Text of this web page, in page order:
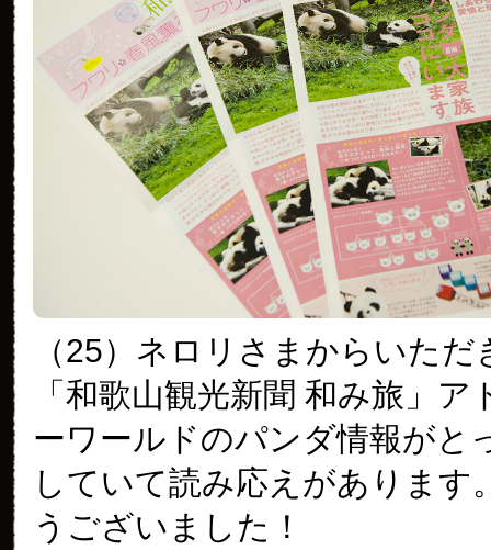
（25）ネロリさまからいただ
「和歌山観光新聞 和み旅」ア
ーワールドのパンダ情報がと
していて読み応えがあります
うございました！